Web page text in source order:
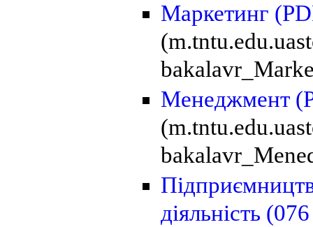
Маркетинг
Менеджмент
діяльність